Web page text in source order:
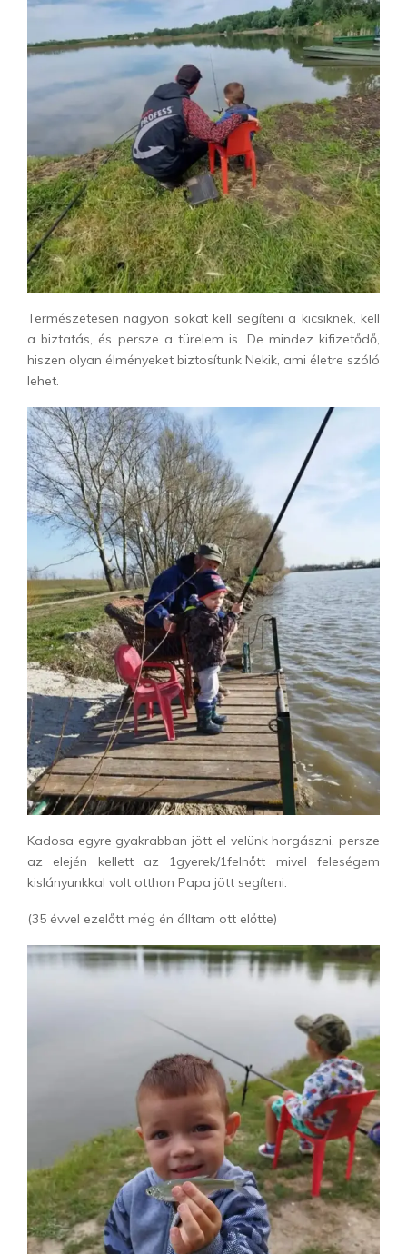
Természetesen nagyon sokat kell segíteni a kicsiknek, kell
a biztatás, és persze a türelem is. De mindez kifizetődő,
hiszen olyan élményeket biztosítunk Nekik, ami életre szóló
lehet.
Kadosa egyre gyakrabban jött el velünk horgászni, persze
az elején kellett az 1gyerek/1felnőtt mivel feleségem
kislányunkkal volt otthon Papa jött segíteni.
(35 évvel ezelőtt még én álltam ott előtte)